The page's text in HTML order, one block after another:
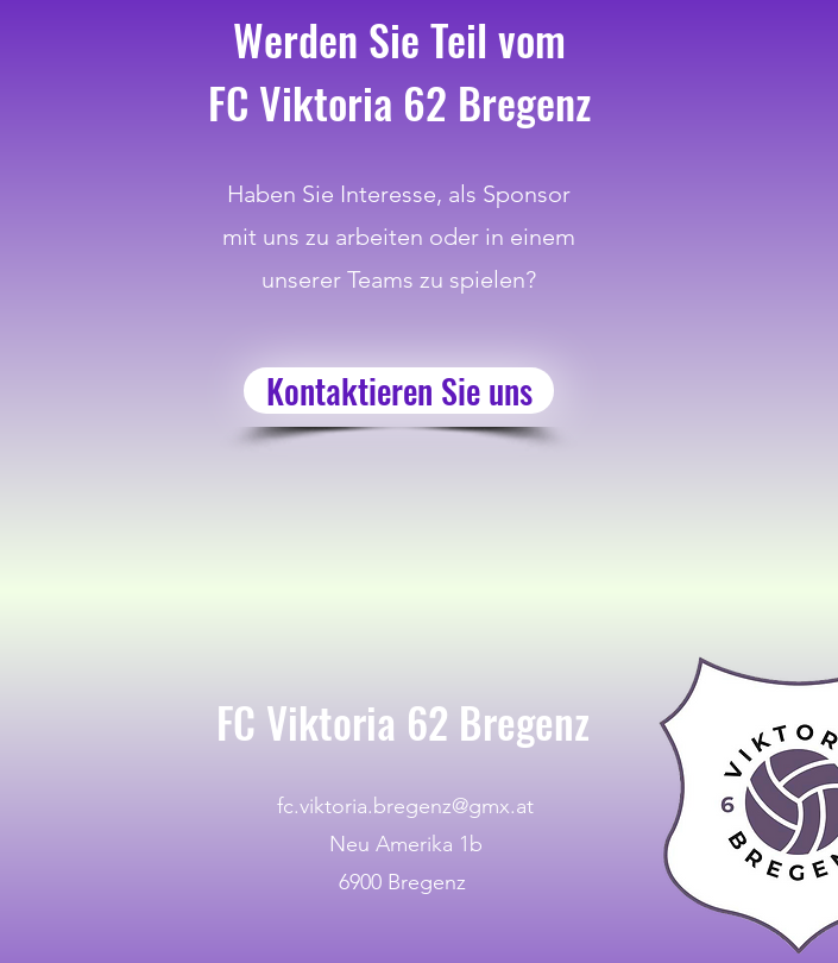
Werden Sie Teil vom
FC Viktoria 62 Bregenz
Haben Sie Interesse, als Sponsor
mit uns zu arbeiten oder in einem
unserer Teams zu spielen?
Kontaktieren Sie uns
FC Viktoria 62 Bregenz
fc.viktoria.bregenz@gmx.at
Neu Amerika 1b
6900 Bregenz